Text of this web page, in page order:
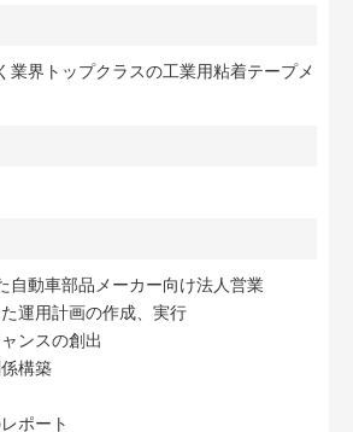
業界トップクラスの工業用粘着テープメ
自動車部品メーカー向け法人営業
運用計画の作成、実行
ンスの創出
構築
ポート